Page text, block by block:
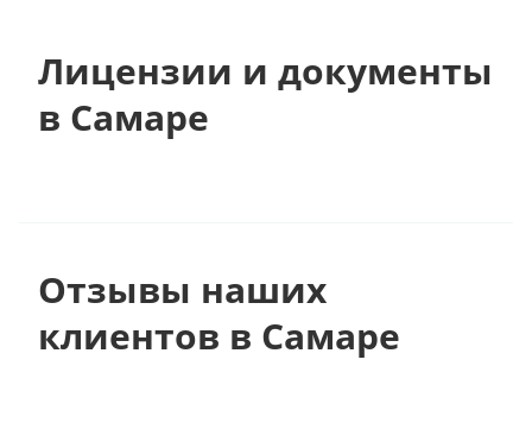
Лицензии и документы
в Самаре
Отзывы наших
клиентов в Самаре